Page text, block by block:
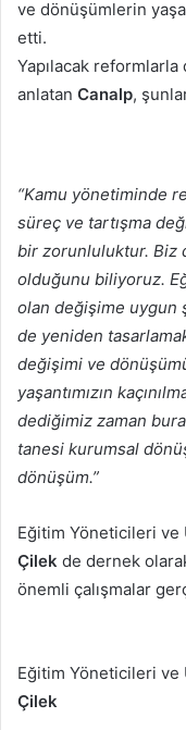
ve dönüşümlerin
etti.
Yapılacak
anlatan Canalp,
“Kamu yönetiminde
süreç ve tartışma
bir zorunluluktur. Biz
olduğunu biliyoruz.
olan değişime uygun
de yeniden
değişimi ve
yaşantımızın
dediğimiz zaman
tanesi kurumsal
dönüşüm.”
Eğitim Yöneticileri ve
Çilek de dernek
önemli çalışmalar
Eğitim Yöneticileri ve
Çilek